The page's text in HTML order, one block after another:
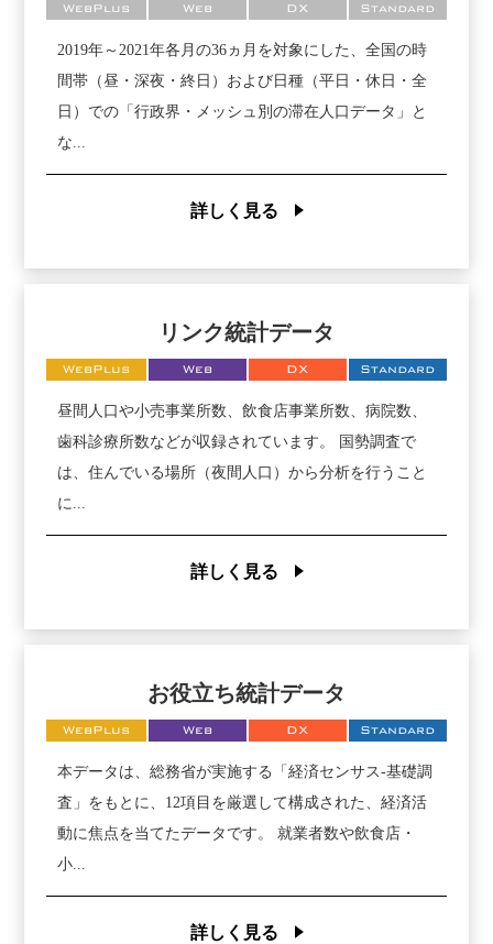
WebPlus Web DX Standard
2019年～2021年各月の36ヵ月を対象にした、全国の時
間帯（昼・深夜・終日）および日種（平日・休日・全
日）での「行政界・メッシュ別の滞在人口データ」と
な...
詳しく見る
リンク統計データ
WebPlus Web DX Standard
昼間人口や小売事業所数、飲食店事業所数、病院数、
歯科診療所数などが収録されています。 国勢調査で
は、住んでいる場所（夜間人口）から分析を行うこと
に...
詳しく見る
お役立ち統計データ
WebPlus Web DX Standard
本データは、総務省が実施する「経済センサス‐基礎調
査」をもとに、12項目を厳選して構成された、経済活
動に焦点を当てたデータです。 就業者数や飲食店・
小...
詳しく見る